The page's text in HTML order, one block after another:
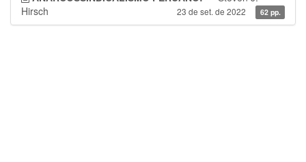
Hirsch
23 de set. de 2022 62 pp.